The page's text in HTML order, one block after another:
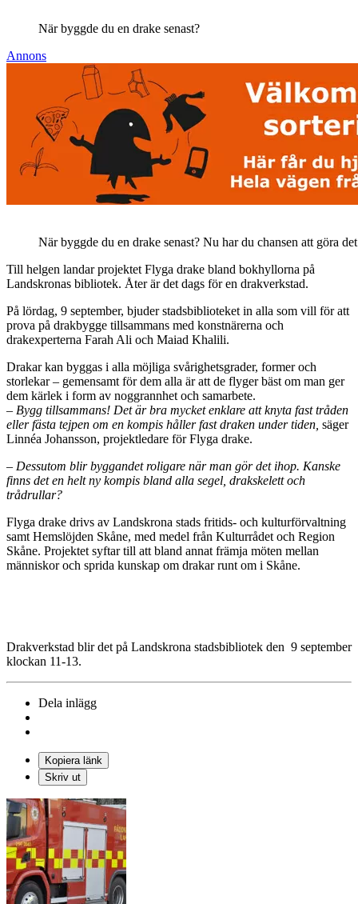
När byggde du en drake senast?
Annons
När byggde du en drake senast? Nu har du chansen att göra
Till helgen landar projektet Flyga drake bland bokhyllorna på
Landskronas bibliotek. Åter är det dags för en drakverkstad.
På lördag, 9 september, bjuder stadsbiblioteket in alla som vill för att
prova på drakbygge tillsammans med konstnärerna och
drakexperterna Farah Ali och Maiad Khalili.
Drakar kan byggas i alla möjliga svårighetsgrader, former och
storlekar – gemensamt för dem alla är att de flyger bäst om man ger
dem kärlek i form av noggrannhet och samarbete.
– Bygg tillsammans! Det är bra mycket enklare att knyta fast tråden
eller fästa tejpen om en kompis håller fast draken under tiden, säger
Linnéa Johansson, projektledare för Flyga drake.
– Dessutom blir byggandet roligare när man gör det ihop. Kanske
finns det en helt ny kompis bland alla segel, drakskelett och
trådrullar?
Flyga drake drivs av Landskrona stads fritids- och kulturförvaltning
samt Hemslöjden Skåne, med medel från Kulturrådet och Region
Skåne. Projektet syftar till att bland annat främja möten mellan
människor och sprida kunskap om drakar runt om i Skåne.
Drakverkstad blir det på Landskrona stadsbibliotek den 9 september
klockan 11-13.
Dela inlägg
Kopiera länk
Skriv ut